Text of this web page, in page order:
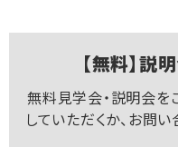
【無料】説
無料見学会・説明会
していただくか、お問